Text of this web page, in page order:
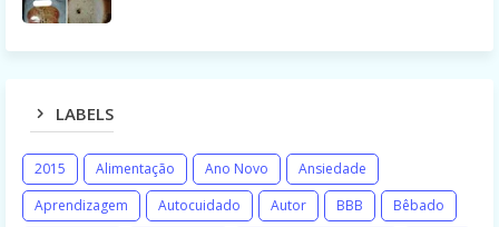
LABELS
2015 Alimentação Ano Novo
Ansiedade
Aprendizagem
Autocuidado Autor BBB
Bêbado